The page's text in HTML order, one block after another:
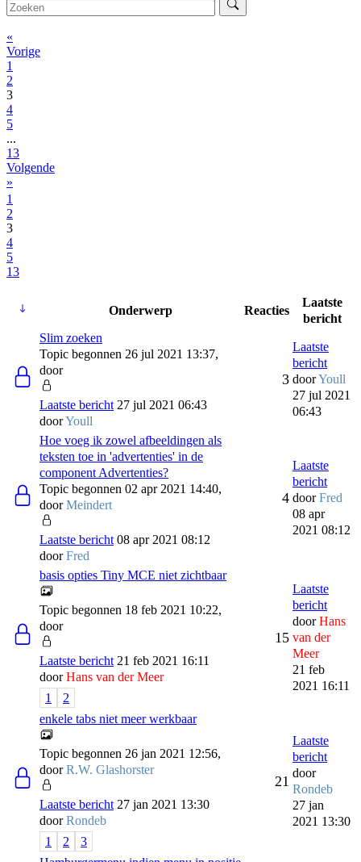
«
Vorige
1
2
3
4
5
...
13
Volgende
»
1
2
3
4
5
13
Onderwerp Reacties
Laatste
bericht
Slim zoeken
Topic begonnen 26 jul 2021 13:37,
door
Laatste bericht 27 jul 2021 06:43
doorYoull
3
Laatste
bericht
doorYoull
27 jul 2021
06:43
Hoe voeg ik zowel afbeeldingen als
teksten toe in 'advertenties' in de
component Advertenties?
Topic begonnen 02 apr 2021 14:40,
doorMeindert
Laatste bericht 08 apr 2021 08:12
doorFred
4
Laatste
bericht
doorFred
08 apr
2021 08:12
basis opties Tiny MCE niet zichtbaar
Topic begonnen 18 feb 2021 10:22,
door
Laatste bericht 21 feb 2021 16:11
doorHans van der Meer
1
2
15
Laatste
bericht
doorHans
van der
Meer
21 feb
2021 16:11
enkele tabs niet meer werkbaar
Topic begonnen 26 jan 2021 12:56,
doorR.W. Glashorster
Laatste bericht 27 jan 2021 13:30
doorRondeb
1
2 3
21
Laatste
bericht
door
Rondeb
27 jan
2021 13:30